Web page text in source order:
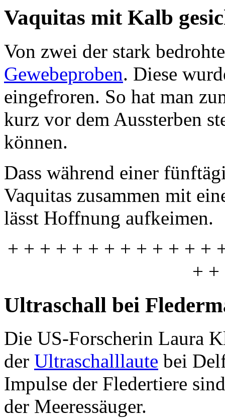
Vaquitas mit Kalb
Von zwei der stark
Gewebeproben. Diese
eingefroren. So hat man
kurz vor dem Aussterben
können.
Dass während einer
Vaquitas zusammen mit
lässt Hoffnung aufkeimen.
+ + + + + + + + + + + + +
+ +
Ultraschall bei
Die US-Forscherin Laura
der Ultraschalllaute bei
Impulse der Fledertiere
der Meeressäuger.